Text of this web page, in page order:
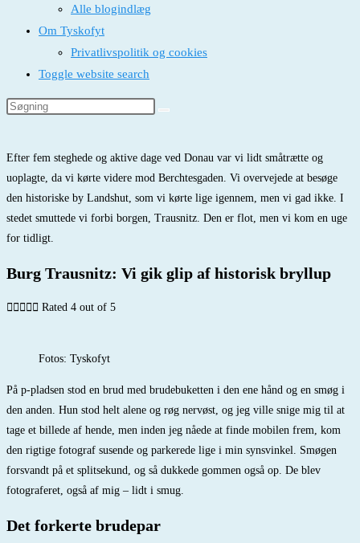
Alle blogindlæg
Om Tyskofyt
Privatlivspolitik og cookies
Toggle website search
Efter fem steghede og aktive dage ved Donau var vi lidt småtrætte og
uoplagte, da vi kørte videre mod Berchtesgaden. Vi overvejede at besøge
den historiske by Landshut, som vi kørte lige igennem, men vi gad ikke. I
stedet smuttede vi forbi borgen, Trausnitz. Den er flot, men vi kom en uge
for tidligt.
Burg Trausnitz: Vi gik glip af historisk bryllup
     Rated 4 out of 5
Fotos: Tyskofyt
På p-pladsen stod en brud med brudebuketten i den ene hånd og en smøg i
den anden. Hun stod helt alene og røg nervøst, og jeg ville snige mig til at
tage et billede af hende, men inden jeg nåede at finde mobilen frem, kom
den rigtige fotograf susende og parkerede lige i min synsvinkel. Smøgen
forsvandt på et splitsekund, og så dukkede gommen også op. De blev
fotograferet, også af mig – lidt i smug.
Det forkerte brudepar